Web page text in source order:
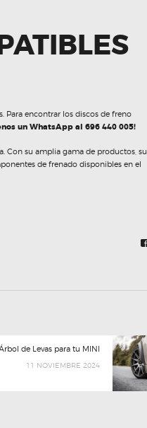
Para encontrar los discos de freno
un WhatsApp al 696 440 005!
Con su amplia gama de productos, su
de frenado disponibles en el
Next
post:
de Levas para tu MINI
11 NOVIEMBRE 2024